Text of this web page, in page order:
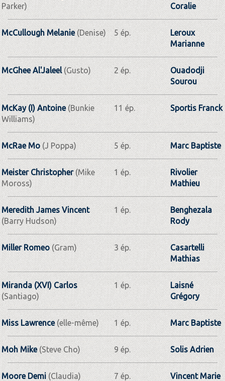
Parker)
Coralie
McCullough Melanie(Denise) 5 ép.
Leroux
Marianne
McGhee Al'Jaleel(Gusto) 2 ép.
Ouadodji
Sourou
McKay (I) Antoine(Bunkie
Williams)
11 ép. Sportis Franck
McRae Mo (J Poppa) 5 ép. Marc Baptiste
Meister Christopher(Mike
Moross)
1 ép.
Rivolier
Mathieu
Meredith James Vincent
(Barry Hudson)
1 ép.
Benghezala
Rody
Miller Romeo (Gram) 3 ép.
Casartelli
Mathias
Miranda (XVI) Carlos
(Santiago)
1 ép.
Laisné
Grégory
Miss Lawrence(elle-même) 1 ép. Marc Baptiste
Moh Mike(Steve Cho) 9 ép. Solis Adrien
Moore Demi(Claudia) 7 ép. Vincent Marie